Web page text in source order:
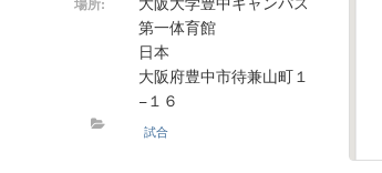
第一体育館
日本
大阪府豊中市待兼山町１
−１６
試合